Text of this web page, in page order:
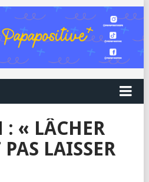
: « LÂCHER
PAS LAISSER